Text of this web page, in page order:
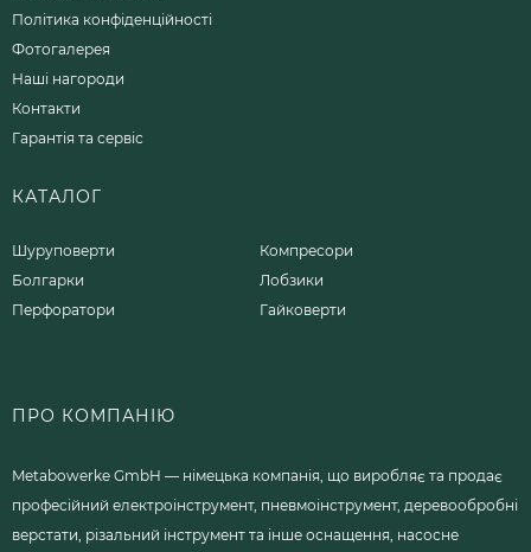
Політика конфіденційності
Фотогалерея
Наші нагороди
Контакти
Гарантія та сервіс
КАТАЛОГ
Шуруповерти
Болгарки
Перфоратори
Компресори
Лобзики
Гайковерти
ПРО КОМПАНІЮ
Metabowerke GmbH — німецька компанія, що виробляє та продає
професійний електроінструмент, пневмоінструмент, деревообробні
верстати, різальний інструмент та інше оснащення, насосне